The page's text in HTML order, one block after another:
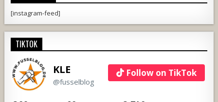
[instagram-feed]
TIKTOK
KLE
@fusselblog
Follow on TikTok